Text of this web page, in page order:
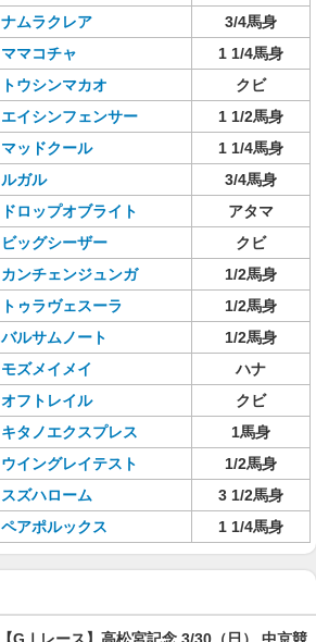
ナムラクレア
3/4馬身
ママコチャ
1 1/4馬身
トウシンマカオ
クビ
エイシンフェンサー
1 1/2馬身
マッドクール
1 1/4馬身
ルガル
3/4馬身
ドロップオブライト
アタマ
ビッグシーザー
クビ
カンチェンジュンガ
1/2馬身
トゥラヴェスーラ
1/2馬身
バルサムノート
1/2馬身
モズメイメイ
ハナ
オフトレイル
クビ
キタノエクスプレス
1馬身
ウイングレイテスト
1/2馬身
スズハローム
3 1/2馬身
ペアポルックス 1 1/4馬身